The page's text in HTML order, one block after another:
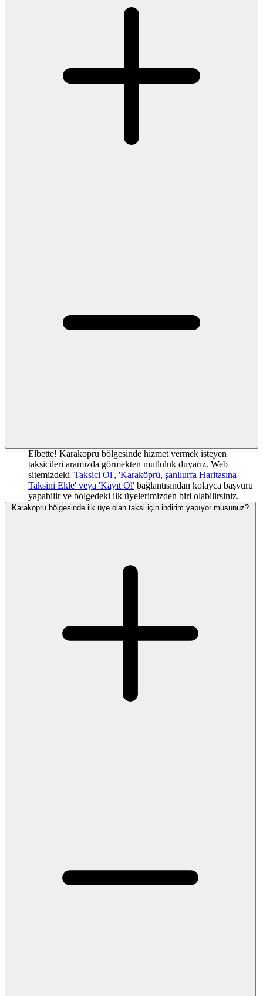
Elbette! Karakopru bölgesinde hizmet vermek isteyen
taksicileri aramızda görmekten mutluluk duyarız. Web
sitemizdeki 'Taksici Ol', 'Karaköprü, şanlıurfa Haritasına
Taksini Ekle' veya 'Kayıt Ol' bağlantısından kolayca başvuru
yapabilir ve bölgedeki ilk üyelerimizden biri olabilirsiniz.
Karakopru bölgesinde ilk üye olan taksi için indirim yapıyor musunuz?